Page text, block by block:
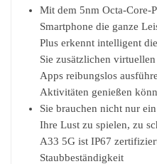
Mit dem 5nm Octa-Core-
Smartphone die ganze
Plus erkennt intelligent
Sie zusätzlichen
Apps reibungslos
Aktivitäten genießen
Sie brauchen nicht nur
Ihre Lust zu spielen, zu
A33 5G ist IP67
Staubbeständigkeit